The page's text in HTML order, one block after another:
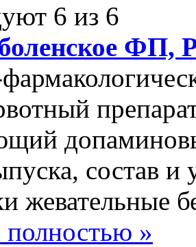
6 из 6
ФП,
состав и
жевательные
полностью »